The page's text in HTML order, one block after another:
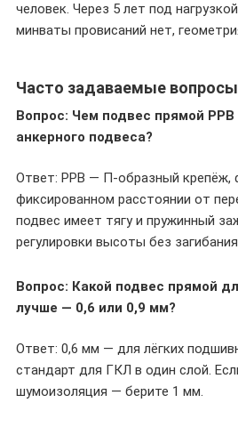
человек. Через 5 лет под
минваты провисаний нет,
Часто задаваемые вопросы
Вопрос: Чем подвес прямой PPB
анкерного подвеса?
Ответ: PPB — П-образный крепёж,
фиксированном расстоянии от
подвес имеет тягу и пружинный
регулировки высоты без
Вопрос: Какой подвес прямой
лучше — 0,6 или 0,9 мм?
Ответ: 0,6 мм — для лёгких
стандарт для ГКЛ в один слой.
шумоизоляция — берите 1 мм.